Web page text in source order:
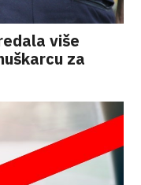
više
za